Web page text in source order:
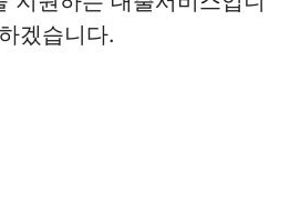
겠습니다.